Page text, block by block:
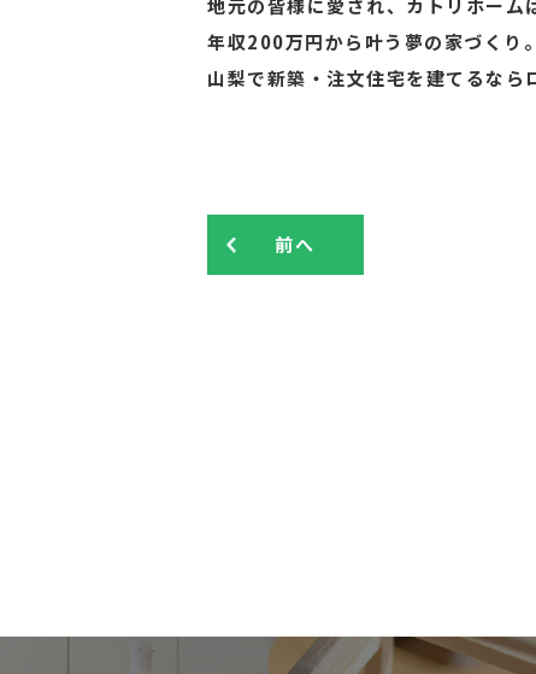
地元の皆様に愛され、カトリホーム
年収200万円から叶う夢の家づくり。
山梨で新築・注文住宅を建てるなら
前へ